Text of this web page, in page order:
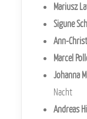
Mariusz
Sigune
Ann-
Marcel
Johanna
Nacht
Andreas